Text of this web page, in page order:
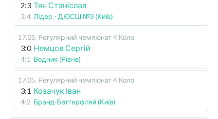
2:3 Тян Станіслав
3:4 Лідер - ДЮСШ №3 (Київ)
17.05. Регулярний чемпіонат 4 Коло
3:0 Немцов Сергій
4:1 Водник (Рівне)
17.05. Регулярний чемпіонат 4 Коло
3:1 Козачук Іван
4:2 Бранд-Баттерфляй (Київ)